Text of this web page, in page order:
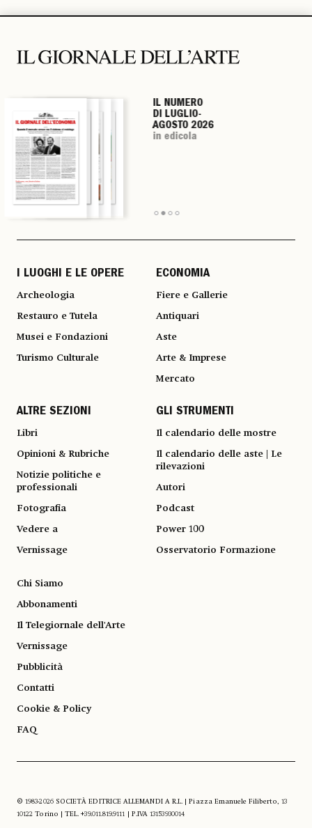
IL NUMERO
DI LUGLIO-
AGOSTO 2026
in edicola
IL NUMERO
DI LUGLIO-
AGOSTO 2026
in edicola
IL NUMERO
DI LUGLIO-
AGOSTO 2026
in edicola
IL NUMERO
DI LUGLIO-
AGOSTO 2026
in edicola
I LUOGHI E LE OPERE
Archeologia
Restauro e Tutela
Musei e Fondazioni
Turismo Culturale
ECONOMIA
Fiere e Gallerie
Antiquari
Aste
Arte & Imprese
Mercato
ALTRE SEZIONI
Libri
Opinioni & Rubriche
Notizie politiche e
professionali
Fotografia
Vedere a
Vernissage
GLI STRUMENTI
Il calendario delle mostre
Il calendario delle aste | Le
rilevazioni
Autori
Podcast
Power 100
Osservatorio Formazione
Chi Siamo
Abbonamenti
Il Telegiornale dell'Arte
Vernissage
Pubblicità
Contatti
Cookie & Policy
FAQ
© 1983-2026 SOCIETÀ EDITRICE ALLEMANDI A R.L. | Piazza Emanuele Filiberto, 13
10122 Torino | TEL. +39.011.819.9111 | P.IVA 13153930014